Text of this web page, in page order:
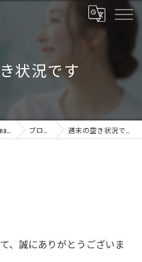
状況です
ブログ 週末の空き状況です
、誠にありがとうございま